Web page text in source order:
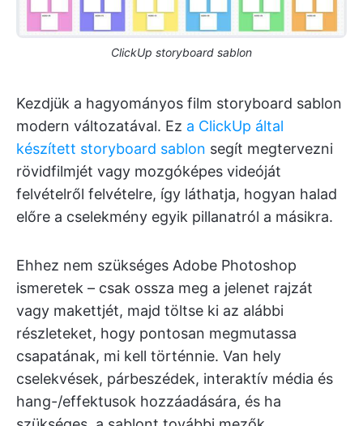
ClickUp storyboard sablon
Kezdjük a hagyományos film storyboard sablon
modern változatával. Ez a ClickUp által
készített storyboard sablon segít megtervezni
rövidfilmjét vagy mozgóképes videóját
felvételről felvételre, így láthatja, hogyan halad
előre a cselekmény egyik pillanatról a másikra.
Ehhez nem szükséges Adobe Photoshop
ismeretek – csak ossza meg a jelenet rajzát
vagy makettjét, majd töltse ki az alábbi
részleteket, hogy pontosan megmutassa
csapatának, mi kell történnie. Van hely
cselekvések, párbeszédek, interaktív média és
hang-/effektusok hozzáadására, és ha